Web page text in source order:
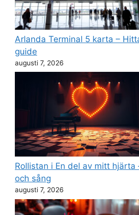
Arlanda Terminal 5 karta –
guide
augusti 7, 2026
Rollistan i En del av mitt hjärta
och sång
augusti 7, 2026